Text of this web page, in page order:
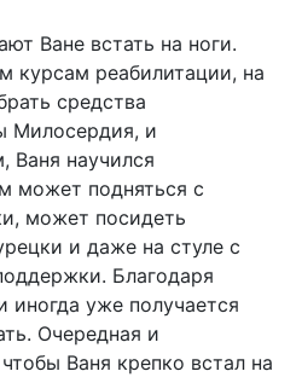
Ване встать на ноги.
курсам реабилитации, на
средства
Милосердия, и
Ваня научился
может подняться с
может посидеть
и даже на стуле с
Благодаря
иногда уже получается
Очередная и
Ваня крепко встал на